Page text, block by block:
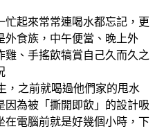
起來常常連喝水都忘記，更
外食族，中午便當、晚上外
、手搖飲犒賞自己久而久之
，之前就喝過他們家的甩水
因為被「撕開即飲」的設計吸
在電腦前就是好幾個小時，下